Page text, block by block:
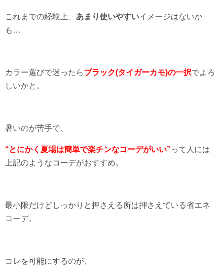
これまでの経験上、 あまり使いやすいイメージはないか
も…
カラー選びで迷ったらブラック(タイガーカモ)の一択でよろ
しいかと。
暑いのが苦手で、
“とにかく夏場は簡単で楽チンなコーデがいい”って人には
上記のようなコーデがおすすめ。
最小限だけどしっかりと押さえる所は押さえている省エネ
コーデ。
コレを可能にするのが、